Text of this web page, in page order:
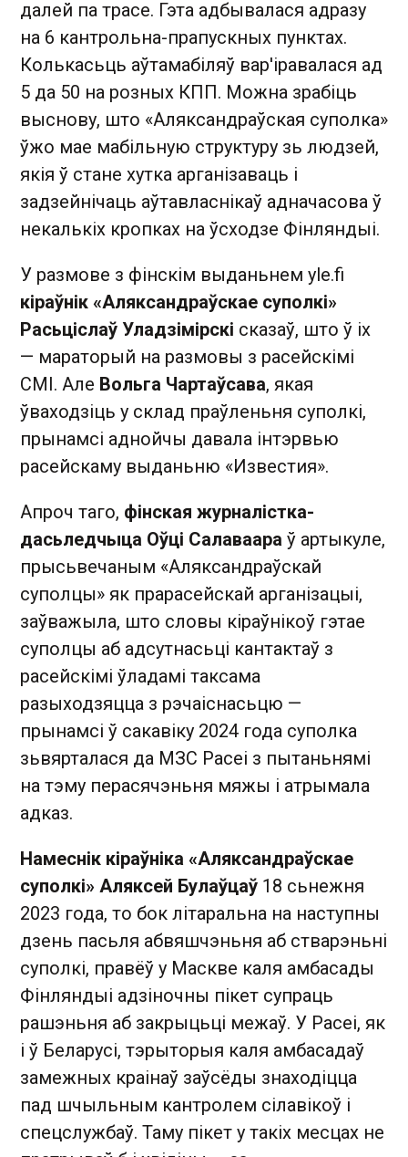
далей па трасе. Гэта адбывалася адразу
на 6 кантрольна-прапускных пунктах.
Колькасьць аўтамабіляў вар'іравалася ад
5 да 50 на розных КПП. Можна зрабіць
выснову, што «Аляксандраўская суполка»
ўжо мае мабільную структуру зь людзей,
якія ў стане хутка арганізаваць і
задзейнічаць аўтавласнікаў адначасова ў
некалькіх кропках на ўсходзе Фінляндыі.
У размове з фінскім выданьнем yle.fi
кіраўнік «Аляксандраўскае суполкі»
Расьціслаў Уладзімірскі сказаў, што ў іх
— мараторый на размовы з расейскімі
СМІ. Але Вольга Чартаўсава, якая
ўваходзіць у склад праўленьня суполкі,
прынамсі аднойчы давала інтэрвью
расейскаму выданьню «Известия».
Апроч таго, фінская журналістка-
дасьледчыца Оўці Салаваара ў артыкуле,
прысьвечаным «Аляксандраўскай
суполцы» як прарасейскай арганізацыі,
заўважыла, што словы кіраўнікоў гэтае
суполцы аб адсутнасьці кантактаў з
расейскімі ўладамі таксама
разыходзяцца з рэчаіснасьцю —
прынамсі ў сакавіку 2024 года суполка
зьвярталася да МЗС Расеі з пытаньнямі
на тэму перасячэньня мяжы і атрымала
адказ.
Намеснік кіраўніка «Аляксандраўскае
суполкі» Аляксей Булаўцаў 18 сьнежня
2023 года, то бок літаральна на наступны
дзень пасьля абвяшчэньня аб стварэньні
суполкі, правёў у Маскве каля амбасады
Фінляндыі адзіночны пікет супраць
рашэньня аб закрыцьці межаў. У Расеі, як
і ў Беларусі, тэрыторыя каля амбасадаў
замежных краінаў заўсёды знаходіцца
пад шчыльным кантролем сілавікоў і
спецслужбаў. Таму пікет у такіх месцах не